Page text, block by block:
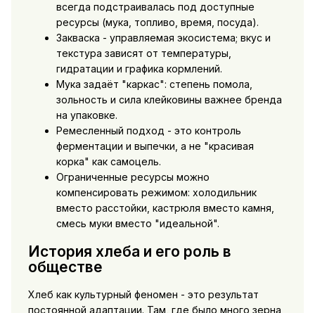
всегда подстраивалась под доступные
ресурсы (мука, топливо, время, посуда).
Закваска - управляемая экосистема; вкус и
текстура зависят от температуры,
гидратации и графика кормлений.
Мука задаёт "каркас": степень помола,
зольность и сила клейковины важнее бренда
на упаковке.
Ремесленный подход - это контроль
ферментации и выпечки, а не "красивая
корка" как самоцель.
Ограниченные ресурсы можно
компенсировать режимом: холодильник
вместо расстойки, кастрюля вместо камня,
смесь муки вместо "идеальной".
История хлеба и его роль в
обществе
Хлеб как культурный феномен - это результат
постоянной адаптации. Там, где было много зерна